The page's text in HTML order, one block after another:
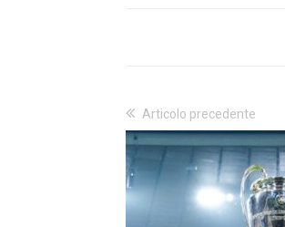
Articolo precedente